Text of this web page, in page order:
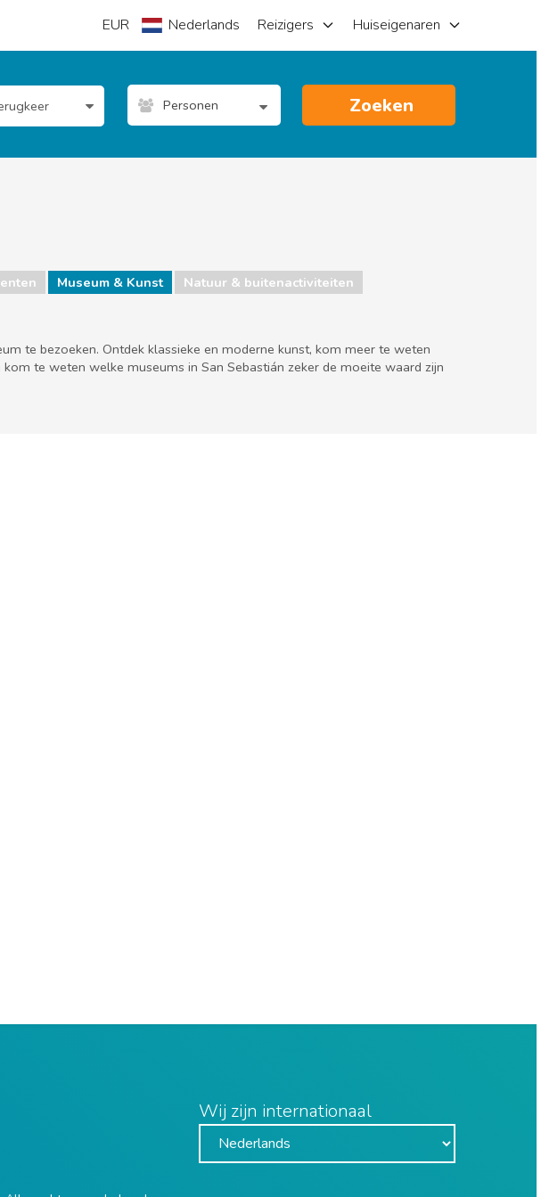
EUR Nederlands Reizigers Huiseigenaren
Personen Zoeken
Museum & Kunst
Natuur & buitenactiviteiten
te bezoeken. Ontdek klassieke en moderne kunst, kom meer te weten
te weten welke museums in San Sebastián zeker de moeite waard zijn
Wij zijn internationaal